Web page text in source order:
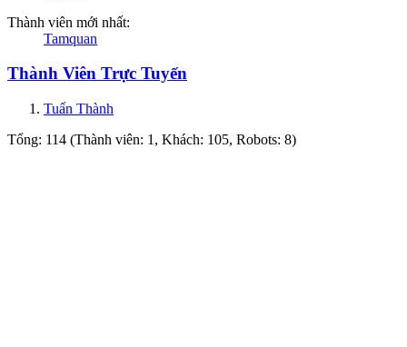
Thành viên mới nhất:
Tamquan
Thành Viên Trực Tuyến
Tuấn Thành
Tổng: 114 (Thành viên: 1, Khách: 105, Robots: 8)